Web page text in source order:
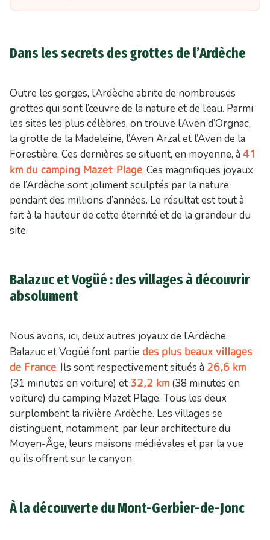
Dans les secrets des grottes de l’Ardèche
Outre les gorges, l’Ardèche abrite de nombreuses
grottes qui sont l’œuvre de la nature et de l’eau. Parmi
les sites les plus célèbres, on trouve l’Aven d’Orgnac,
la grotte de la Madeleine, l’Aven Arzal et l’Aven de la
Forestière. Ces dernières se situent, en moyenne, à 41
km du camping Mazet Plage. Ces magnifiques joyaux
de l’Ardèche sont joliment sculptés par la nature
pendant des millions d’années. Le résultat est tout à
fait à la hauteur de cette éternité et de la grandeur du
site.
Balazuc et Vogüé : des villages à découvrir
absolument
Nous avons, ici, deux autres joyaux de l’Ardèche.
Balazuc et Vogüé font partie des plus beaux villages
de France. Ils sont respectivement situés à 26,6 km
(31 minutes en voiture) et 32,2 km (38 minutes en
voiture) du camping Mazet Plage. Tous les deux
surplombent la rivière Ardèche. Les villages se
distinguent, notamment, par leur architecture du
Moyen-Âge, leurs maisons médiévales et par la vue
qu’ils offrent sur le canyon.
À la découverte du Mont-Gerbier-de-Jonc